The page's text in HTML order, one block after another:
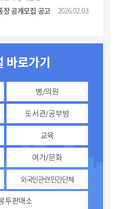
공개모집 공고
2026.02.03
바로가기
병/의원
도서관/공부방
교육
여가/문화
외국인관련 민간단체
투판매소